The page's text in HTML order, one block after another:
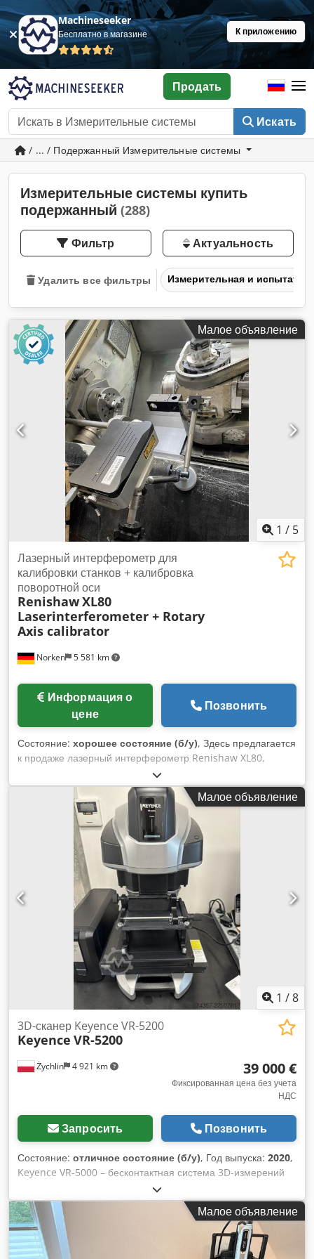
Machineseeker
Бесплатно в магазине К приложению
Искать
Продать
/ ... / Подержанный Измерительные системы
Измерительные системы купить
подержанный (288)
Фильтр Актуальность
Удалить все фильтры Измерительная и
Малое объявление
1 / 5
Norken 5 581 km
Лазерный интерферометр для
калибровки станков + калибровка
поворотной оси
RenishawXL80
Laserinterferometer + Rotary
Axis calibrator
цене
Позвонить
Состояние: хорошее состояние (б/у), Здесь предлагается
к продаже лазерный интерферометр Renishaw XL80,
предназначенный для калибровки станков, в частности, для
линейных и вращательных осей. Система находится в
отличном состоянии. Измерительное устройство полностью
исправно и практически не использовалось. Год выпуска –
2022. Точность прибора составляет 1 нм, а отклонение –
также 1 нм. Программное обеспечение входит в комплект
поставки. Если у вас возникнут дополнительные вопросы, я
буду рад на них ответить. Dodpfszrgvmsx An Newa
Малое объявление
1 /8
Żychlin 4 921 km
3D-сканер Keyence VR-5200
Keyence VR-5200
39 000 €
Фиксированная цена без учета
НДС
Запросить Позвонить
Состояние: отличное состояние (б/у), Год выпуска: 2020,
Keyence VR-5000 – бесконтактная система 3D-измерений
Keyence VR-5000 One-Shot 3D – это современная
бесконтактная измерительная система, использующая
оптические технологии для быстрого и чрезвычайно
точного измерения геометрии деталей. Устройство
выполняет полное 3D-сканирование за несколько секунд,
Малое объявление